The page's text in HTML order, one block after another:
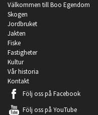
Välkommen till Boo Egendom
Skogen
Jordbruket
Jakten
Fiske
Fastigheter
Kultur
Vår historia
Kontakt
Följ oss på Facebook
Följ oss på YouTube